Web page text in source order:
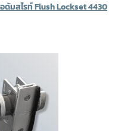
มสไรท์ Flush Lockset 4430